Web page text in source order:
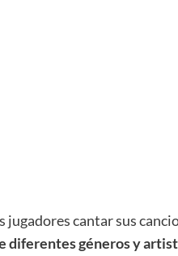
jugadores cantar sus
diferentes géneros y